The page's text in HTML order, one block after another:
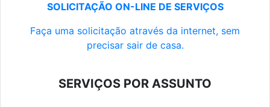
SOLICITAÇÃO ON-LINE DE SERVIÇOS
Faça uma solicitação através da internet, sem
precisar sair de casa.
SERVIÇOS POR ASSUNTO